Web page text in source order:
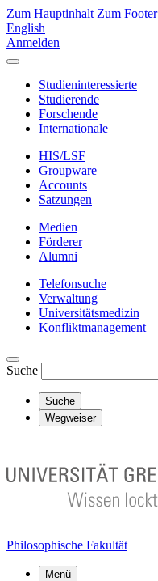
Zum Hauptinhalt Zum Footer
English
Anmelden
Studieninteressierte
Studierende
Forschende
Internationale
HIS/LSF
Groupware
Accounts
Satzungen
Medien
Förderer
Alumni
Telefonsuche
Verwaltung
Universitätsmedizin
Konfliktmanagement
Suche
Suche
Wegweiser
Philosophische Fakultät
Menü